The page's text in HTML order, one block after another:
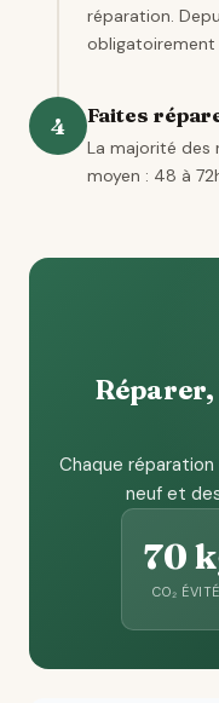
réparation.
obligatoirement
4 Faites
La majorité des
moyen : 48 à
Chaque
neuf et
70
CO₂